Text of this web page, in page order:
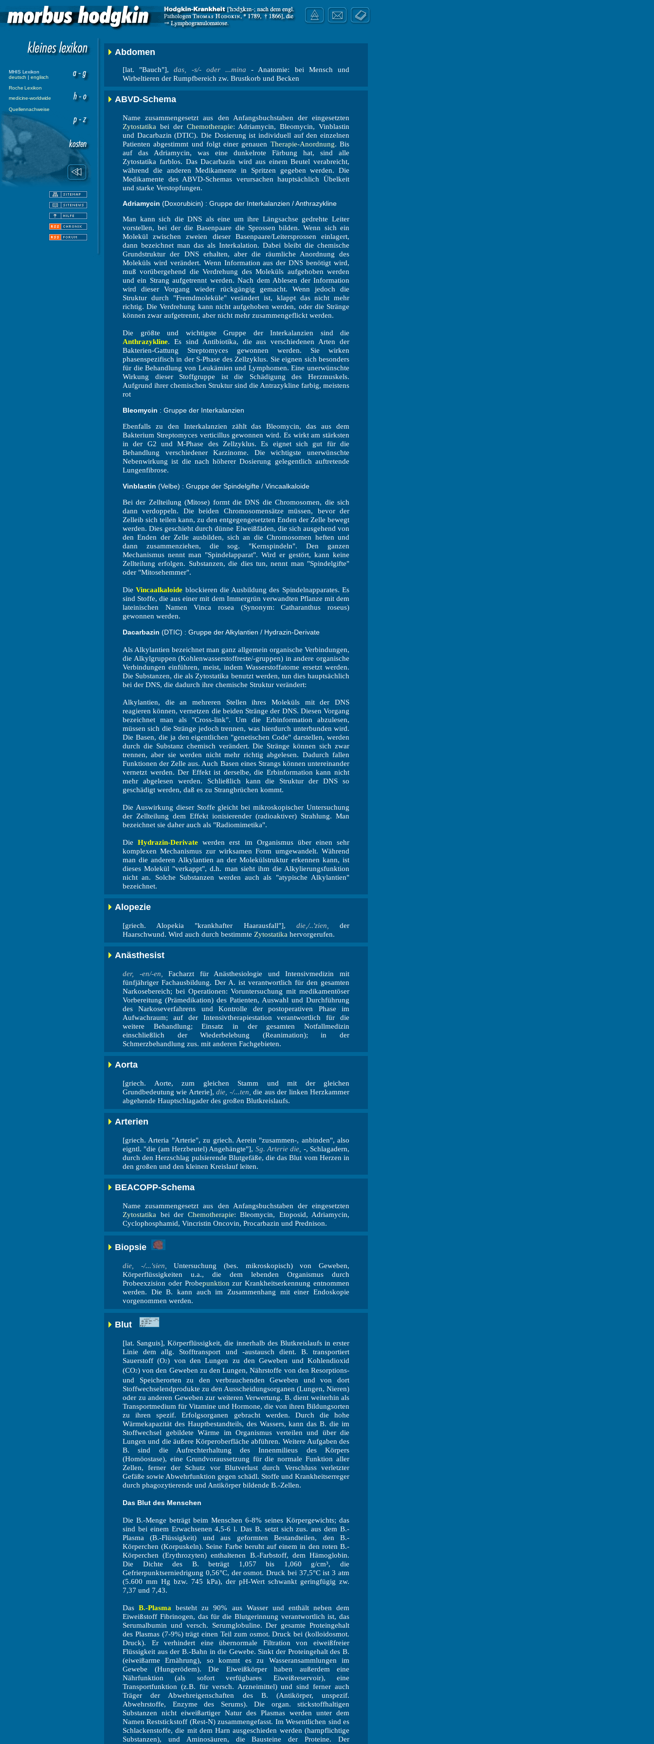
Abdomen
[lat. "Bauch"],das, -s/- oder ...mina - Anatomie: bei Mensch und
Wirbeltieren der Rumpfbereich zw. Brustkorb und Becken
ABVD-Schema
Name zusammengesetzt aus den Anfangsbuchstaben der eingesetzten
Zytostatika bei der Chemotherapie: Adriamycin, Bleomycin, Vinblastin
und Dacarbazin (DTIC). Die Dosierung ist individuell auf den einzelnen
Patienten abgestimmt und folgt einer genauen Therapie-Anordnung. Bis
auf das Adriamycin, was eine dunkelrote Färbung hat, sind alle
Zytostatika farblos. Das Dacarbazin wird aus einem Beutel verabreicht,
während die anderen Medikamente in Spritzen gegeben werden. Die
Medikamente des ABVD-Schemas verursachen hauptsächlich Übelkeit
und starke Verstopfungen.
Adriamycin (Doxorubicin) : Gruppe der Interkalanzien / Anthrazykline
Man kann sich die DNS als eine um ihre Längsachse gedrehte Leiter
vorstellen, bei der die Basenpaare die Sprossen bilden. Wenn sich ein
Molekül zwischen zweien dieser Basenpaare/Leitersprossen einlagert,
dann bezeichnet man das als Interkalation. Dabei bleibt die chemische
Grundstruktur der DNS erhalten, aber die räumliche Anordnung des
Moleküls wird verändert. Wenn Information aus der DNS benötigt wird,
muß vorübergehend die Verdrehung des Moleküls aufgehoben werden
und ein Strang aufgetrennt werden. Nach dem Ablesen der Information
wird dieser Vorgang wieder rückgängig gemacht. Wenn jedoch die
Struktur durch "Fremdmoleküle" verändert ist, klappt das nicht mehr
richtig. Die Verdrehung kann nicht aufgehoben werden, oder die Stränge
können zwar aufgetrennt, aber nicht mehr zusammengeflickt werden.
Die größte und wichtigste Gruppe der Interkalanzien sind die
Anthrazykline. Es sind Antibiotika, die aus verschiedenen Arten der
Bakterien-Gattung Streptomyces gewonnen werden. Sie wirken
phasenspezifisch in der S-Phase des Zellzyklus. Sie eignen sich besonders
für die Behandlung von Leukämien und Lymphomen. Eine unerwünschte
Wirkung dieser Stoffgruppe ist die Schädigung des Herzmuskels.
Aufgrund ihrer chemischen Struktur sind die Antrazykline farbig, meistens
rot
Bleomycin : Gruppe der Interkalanzien
Ebenfalls zu den Interkalanzien zählt das Bleomycin, das aus dem
Bakterium Streptomyces verticillus gewonnen wird. Es wirkt am stärksten
in der G2 und M-Phase des Zellzyklus. Es eignet sich gut für die
Behandlung verschiedener Karzinome. Die wichtigste unerwünschte
Nebenwirkung ist die nach höherer Dosierung gelegentlich auftretende
Lungenfibrose.
Vinblastin (Velbe) : Gruppe der Spindelgifte / Vincaalkaloide
Bei der Zellteilung (Mitose) formt die DNS die Chromosomen, die sich
dann verdoppeln. Die beiden Chromosomensätze müssen, bevor der
Zelleib sich teilen kann, zu den entgegengesetzten Enden der Zelle bewegt
werden. Dies geschieht durch dünne Eiweißfäden, die sich ausgehend von
den Enden der Zelle ausbilden, sich an die Chromosomen heften und
dann zusammenziehen, die sog. "Kernspindeln". Den ganzen
Mechanismus nennt man "Spindelapparat". Wird er gestört, kann keine
Zellteilung erfolgen. Substanzen, die dies tun, nennt man "Spindelgifte"
oder "Mitosehemmer".
DieVincaalkaloide blockieren die Ausbildung des Spindelnapparates. Es
sind Stoffe, die aus einer mit dem Immergrün verwandten Pflanze mit dem
lateinischen Namen Vinca rosea (Synonym: Catharanthus roseus)
gewonnen werden.
Dacarbazin (DTIC) : Gruppe der Alkylantien / Hydrazin-Derivate
Als Alkylantien bezeichnet man ganz allgemein organische Verbindungen,
die Alkylgruppen (Kohlenwasserstoffreste/-gruppen) in andere organische
Verbindungen einführen, meist, indem Wasserstoffatome ersetzt werden.
Die Substanzen, die als Zytostatika benutzt werden, tun dies hauptsächlich
bei der DNS, die dadurch ihre chemische Struktur verändert:
Alkylantien, die an mehreren Stellen ihres Moleküls mit der DNS
reagieren können, vernetzen die beiden Stränge der DNS. Diesen Vorgang
bezeichnet man als "Cross-link". Um die Erbinformation abzulesen,
müssen sich die Stränge jedoch trennen, was hierdurch unterbunden wird.
Die Basen, die ja den eigentlichen "genetischen Code" darstellen, werden
durch die Substanz chemisch verändert. Die Stränge können sich zwar
trennen, aber sie werden nicht mehr richtig abgelesen. Dadurch fallen
Funktionen der Zelle aus. Auch Basen eines Strangs können untereinander
vernetzt werden. Der Effekt ist derselbe, die Erbinformation kann nicht
mehr abgelesen werden. Schließlich kann die Struktur der DNS so
geschädigt werden, daß es zu Strangbrüchen kommt.
Die Auswirkung dieser Stoffe gleicht bei mikroskopischer Untersuchung
der Zellteilung dem Effekt ionisierender (radioaktiver) Strahlung. Man
bezeichnet sie daher auch als "Radiomimetika".
DieHydrazin-Derivate werden erst im Organismus über einen sehr
komplexen Mechanismus zur wirksamen Form umgewandelt. Während
man die anderen Alkylantien an der Molekülstruktur erkennen kann, ist
dieses Molekül "verkappt", d.h. man sieht ihm die Alkylierungsfunktion
nicht an. Solche Substanzen werden auch als "atypische Alkylantien"
bezeichnet.
Alopezie
[griech. Alopekia "krankhafter Haarausfall"], die,/..'zien,
der
Haarschwund. Wird auch durch bestimmte Zytostatika hervorgerufen.
Anästhesist
der, -en/-en,
Facharzt für Anästhesiologie und Intensivmedizin mit
fünfjähriger Fachausbildung. Der A. ist verantwortlich für den gesamten
Narkosebereich; bei Operationen: Voruntersuchung mit medikamentöser
Vorbereitung (Prämedikation) des Patienten, Auswahl und Durchführung
des Narkoseverfahrens und Kontrolle der postoperativen Phase im
Aufwachraum; auf der Intensivtherapiestation verantwortlich für die
weitere Behandlung; Einsatz in der gesamten Notfallmedizin
einschließlich der Wiederbelebung (Reanimation); in der
Schmerzbehandlung zus. mit anderen Fachgebieten.
Aorta
[griech. Aorte, zum gleichen Stamm und mit der gleichen
Grundbedeutung wie Arterie],die, -/...ten, die aus der linken Herzkammer
abgehende Hauptschlagader des großen Blutkreislaufs.
Arterien
[griech. Arteria "Arterie", zu griech. Aerein "zusammen-, anbinden", also
eigntl. "die (am Herzbeutel) Angehängte"], Sg. Arterie die, -, Schlagadern,
durch den Herzschlag pulsierende Blutgefäße, die das Blut vom Herzen in
den großen und den kleinen Kreislauf leiten.
BEACOPP-Schema
Name zusammengesetzt aus den Anfangsbuchstaben der eingesetzten
Zytostatika bei der Chemotherapie: Bleomycin, Etoposid, Adriamycin,
Cyclophosphamid, Vincristin Oncovin, Procarbazin und Prednison.
Biopsie
die, -/...'sien,
Untersuchung (bes. mikroskopisch) von Geweben,
Körperflüssigkeiten u.a., die dem lebenden Organismus durch
Probeexzision oder Probepunktion zur Krankheitserkennung entnommen
werden. Die B. kann auch im Zusammenhang mit einer Endoskopie
vorgenommen werden.
Blut
[lat. Sanguis], Körperflüssigkeit, die innerhalb des Blutkreislaufs in erster
Linie dem allg. Stofftransport und -austausch dient. B. transportiert
Sauerstoff (O2) von den Lungen zu den Geweben und Kohlendioxid
(CO2) von den Geweben zu den Lungen, Nährstoffe von den Resorptions-
und Speicherorten zu den verbrauchenden Geweben und von dort
Stoffwechselendprodukte zu den Ausscheidungsorganen (Lungen, Nieren)
oder zu anderen Geweben zur weiteren Verwertung. B. dient weiterhin als
Transportmedium für Vitamine und Hormone, die von ihren Bildungsorten
zu ihren spezif. Erfolgsorganen gebracht werden. Durch die hohe
Wärmekapazität des Hauptbestandteils, des Wassers, kann das B. die im
Stoffwechsel gebildete Wärme im Organismus verteilen und über die
Lungen und die äußere Körperoberfläche abführen. Weitere Aufgaben des
B. sind die Aufrechterhaltung des Innenmilieus des Körpers
(Homöostase), eine Grundvoraussetzung für die normale Funktion aller
Zellen, ferner der Schutz vor Blutverlust durch Verschluss verletzter
Gefäße sowie Abwehrfunktion gegen schädl. Stoffe und Krankheitserreger
durch phagozytierende und Antikörper bildende B.-Zellen.
Das Blut des Menschen
Die B.-Menge beträgt beim Menschen 6-8% seines Körpergewichts; das
sind bei einem Erwachsenen 4,5-6 l. Das B. setzt sich zus. aus dem B.-
Plasma (B.-Flüssigkeit) und aus geformten Bestandteilen, den B.-
Körperchen (Korpuskeln). Seine Farbe beruht auf einem in den roten B.-
Körperchen (Erythrozyten) enthaltenen B.-Farbstoff, dem Hämoglobin.
Die Dichte des B. beträgt 1,057 bis 1,060 g/cm³, die
Gefrierpunktserniedrigung 0,56°C, der osmot. Druck bei 37,5°C ist 3 atm
(5.600 mm Hg bzw. 745 kPa), der pH-Wert schwankt geringfügig zw.
7,37 und 7,43.
DasB.-Plasma besteht zu 90% aus Wasser und enthält neben dem
Eiweißstoff Fibrinogen, das für die Blutgerinnung verantwortlich ist, das
Serumalbumin und versch. Serumglobuline. Der gesamte Proteingehalt
des Plasmas (7-9%) trägt einen Teil zum osmot. Druck bei (kolloidosmot.
Druck). Er verhindert eine übernormale Filtration von eiweißfreier
Flüssigkeit aus der B.-Bahn in die Gewebe. Sinkt der Proteingehalt des B.
(eiweißarme Ernährung), so kommt es zu Wasseransammlungen im
Gewebe (Hungerödem). Die Eiweißkörper haben außerdem eine
Nährfunktion (als sofort verfügbares Eiweißreservoir), eine
Transportfunktion (z.B. für versch. Arzneimittel) und sind ferner auch
Träger der Abwehreigenschaften des B. (Antikörper, unspezif.
Abwehrstoffe, Enzyme des Serums). Die organ. stickstoffhaltigen
Substanzen nicht eiweißartiger Natur des Plasmas werden unter dem
Namen Reststickstoff (Rest-N) zusammengefasst. Im Wesentlichen sind es
Schlackenstoffe, die mit dem Harn ausgeschieden werden (harnpflichtige
Substanzen), und Aminosäuren, die Bausteine der Proteine. Der
MHIS Lexikon
deutsch |englisch
Roche Lexikon
medicine-worldwide
Quellennachweise